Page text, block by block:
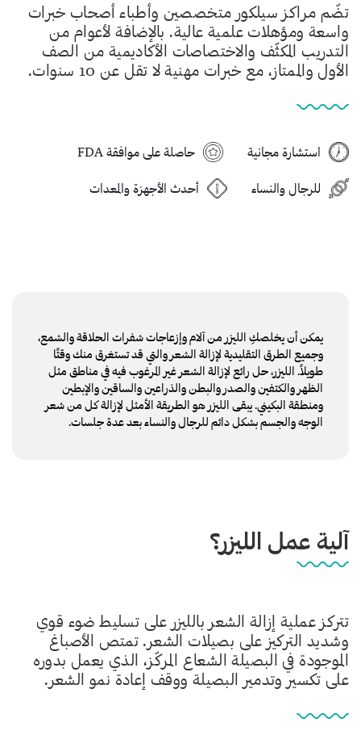
تضّم مراكز سيلكور متخصصين وأطباء أصحاب خبرات
واسعة ومؤهلات علمية عالية. بالإضافة لأعوام من
التدريب المكثّف والاختصاصات الأكاديمية من الصف
الأول والممتاز، مع خبرات مهنية لا تقل عن 10 سنوات.
استشارة مجانية
حاصلة على موافقة FDA
للرجال والنساء
أحدث الأجهزة والمعدات
يمكن أن يخلصكِ الليزر من آلام وإزعاجات شفرات الحلاقة والشمع،
وجميع الطرق التقليدية لإزالة الشعر والتي قد تستغرق منك وقتًا
طويلاً. الليزر، حل رائع لإزالة الشعر غير المرغوب فيه في مناطق مثل
الظهر والكتفين والصدر والبطن والذراعين والساقين والإبطين
ومنطقة البكيني. يبقى الليزر هو الطريقة الأمثل لإزالة كل من شعر
الوجه والجسم بشكل دائم للرجال والنساء بعد عدة جلسات.
آلية عمل الليزر؟
تتركز عملية إزالة الشعر بالليزر على تسليط ضوء قوي
وشديد التركيز على بصيلات الشعر. تمتص الأصباغ
الموجودة في البصيلة الشعاع المركّز، الذي يعمل بدوره
على تكسير وتدمير البصيلة ووقف إعادة نمو الشعر.